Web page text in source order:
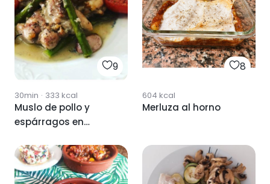
9
30min · 333 kcal
Muslo de pollo y
espárragos en
8
604 kcal
Merluza al horno